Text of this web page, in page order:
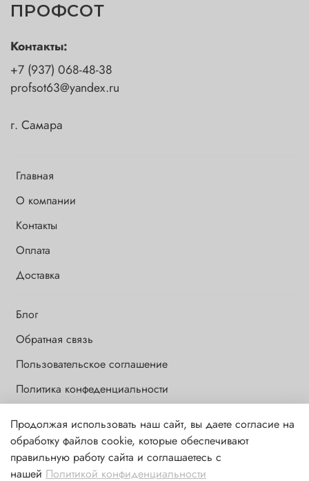
ПРОФСОТ
Главная
О компании
Контакты
Оплата
Доставка
Блог
Обратная связь
Пользовательское соглашение
Политика конфеденциальности
Контакты:
+7 (937) 068-48-38
profsot63@yandex.ru
г. Самара
Обращаем Ваше внимание на то, что данный интернет-сайт носит
исключительно информационный и ознакомительный характер и
ни при каких условиях информационные материалы и цены,
размещенные на сайте, не являются публичной офертой,
Продолжая использовать наш сайт, вы даете согласие на
обработку файлов cookie, которые обеспечивают
правильную работу сайта и соглашаетесь с
нашей Политикой конфиденциальности